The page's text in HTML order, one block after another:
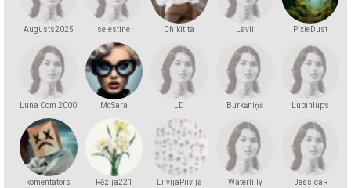
Augusts2025 selestine Chikitita Lavii PixieDust
Luna Com 2000 McSara LD Burkāniņš Lupinlups
komentators Rēzija221 LiivijaPiivija Waterlilly JessicaR